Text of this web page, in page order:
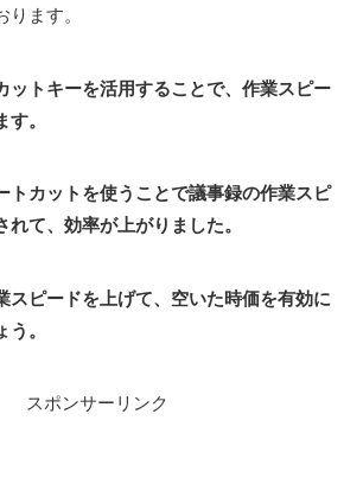
ます。
ットキーを活用することで、作業スピー
。
トカットを使うことで議事録の作業スピ
れて、効率が上がりました。
スピードを上げて、空いた時価を有効に
。
スポンサーリンク